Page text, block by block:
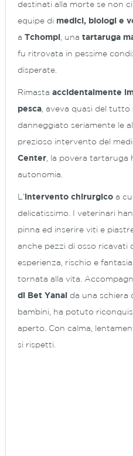
destinati alla morte se non
equipe di medici, biologi e
a Tchompi , una tartaruga
fu ritrovata in pessime
disperate.
Rimasta accidentalmente
pesca , aveva quasi del
danneggiato seriamente le
prezioso intervento del
Center , la povera tartaruga
autonomia.
L’ intervento chirurgico a
delicatissimo. I veterinari
pinna ed inserire viti e
anche pezzi di osso ricavati
esperienza, rischio e
tornata alla vita.
di Bet Yanai da una schiera
bambini, ha potuto
aperto. Con calma,
si rispetti.